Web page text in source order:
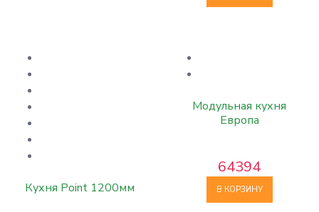
Кухня Point 1200мм
Модульная кухня
Европа
64394
В КОРЗИНУ